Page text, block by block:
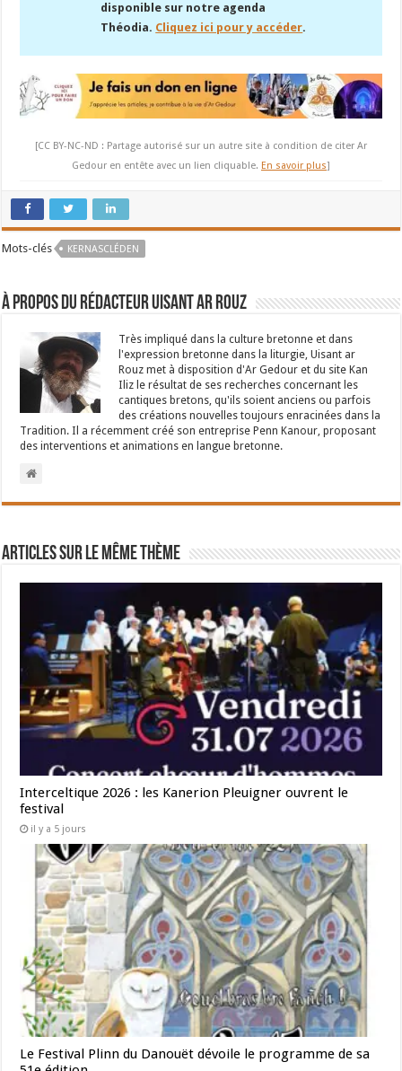
disponible sur notre agenda
Théodia. Cliquez ici pour y accéder.
[CC BY-NC-ND : Partage autorisé sur un autre site à condition de citer Ar
Gedour en entête avec un lien cliquable. En savoir plus]
Mots-clés KERNASCLÉDEN
À propos du rédacteur Uisant ar Rouz
Très impliqué dans la culture bretonne et dans
l'expression bretonne dans la liturgie, Uisant ar
Rouz met à disposition d'Ar Gedour et du site Kan
Iliz le résultat de ses recherches concernant les
cantiques bretons, qu'ils soient anciens ou parfois
des créations nouvelles toujours enracinées dans la
Tradition. Il a récemment créé son entreprise Penn Kanour, proposant
des interventions et animations en langue bretonne.
Articles sur le même thème
Interceltique 2026 : les Kanerion Pleuigner ouvrent le
festival
il y a 5 jours
Le Festival Plinn du Danouët dévoile le programme de sa